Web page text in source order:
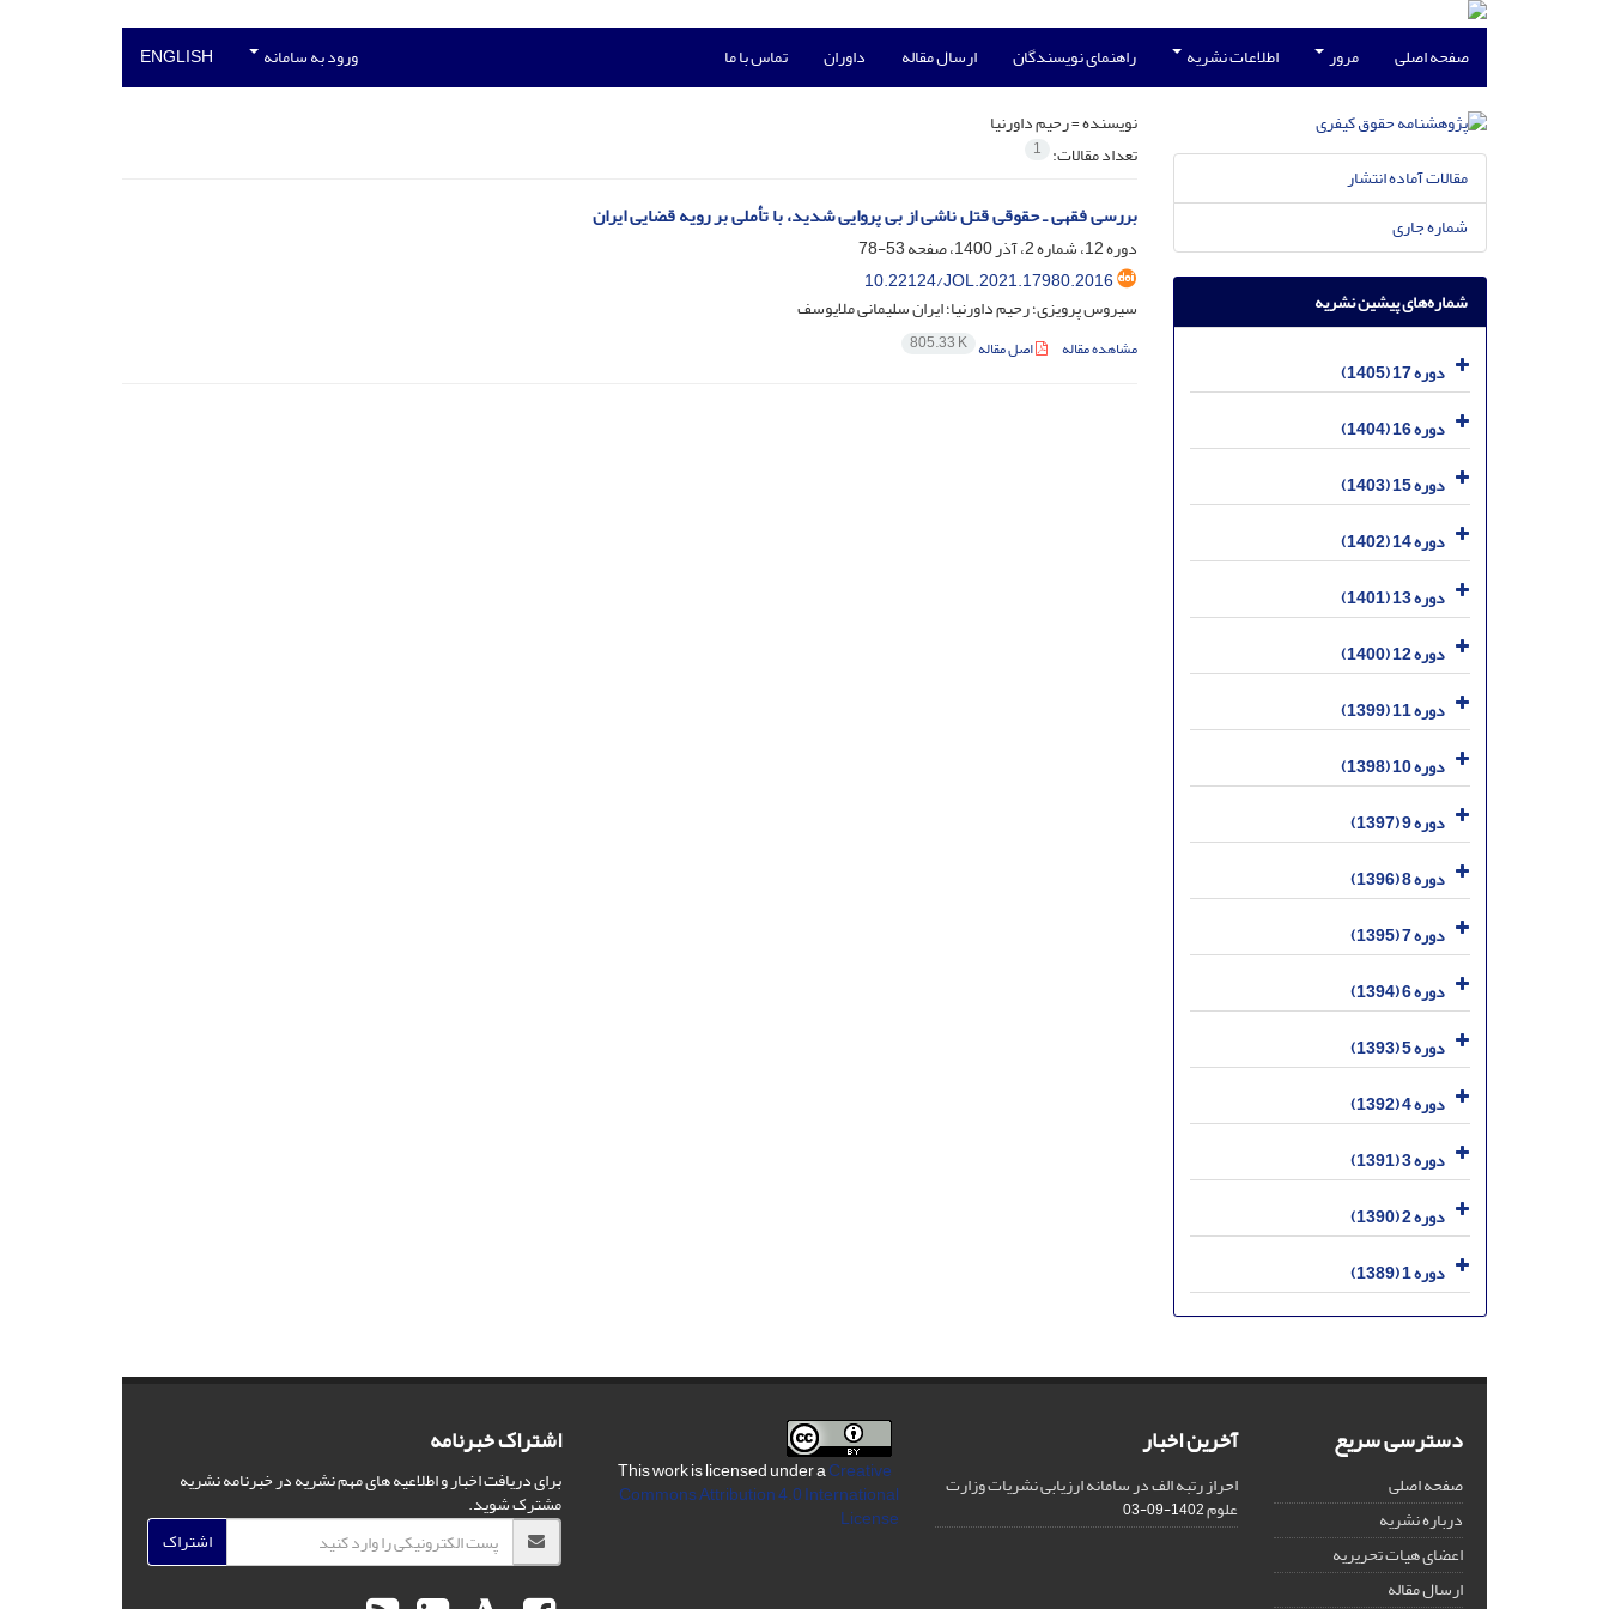
صفحه اصلی مرور اطلاعات نشریه راهنمای نویسندگان ارسال مقاله داوران تماس با ما ورود به سامانه ENGLISH
نویسنده =رحیم داورنیا
تعداد مقالات: 1
بررسی فقهی ـ حقوقی قتل ناشی از بی پروایی شدید، با تأملی بر رویه قضایی ایران
دوره 12، شماره 2، آذر 1400، صفحه
53-78
10.22124/JOL.2021.17980.2016
سیروس پرویزی؛ رحیم داورنیا؛ ایران سلیمانی ملایوسف
مشاهده مقاله اصل مقاله 805.33 K
مقالات آماده انتشار
شماره جاری
شماره‌های پیشین نشریه
دوره 17 (1405)
دوره 16 (1404)
دوره 15 (1403)
دوره 14 (1402)
دوره 13 (1401)
دوره 12 (1400)
دوره 11 (1399)
دوره 10 (1398)
دوره 9 (1397)
دوره 8 (1396)
دوره 7 (1395)
دوره 6 (1394)
دوره 5 (1393)
دوره 4 (1392)
دوره 3 (1391)
دوره 2 (1390)
دوره 1 (1389)
دسترسی سریع
صفحه اصلی
درباره نشریه
اعضای هیات تحریریه
ارسال مقاله
آخرین اخبار
احراز رتبه الف در سامانه ارزیابی نشریات وزارت
علوم1402-09-03
Creative
Commons Attribution 4.0 International
License
اشتراک خبرنامه
برای دریافت اخبار و اطلاعیه های مهم نشریه در خبرنامه نشریه
مشترک شوید.
اشتراک